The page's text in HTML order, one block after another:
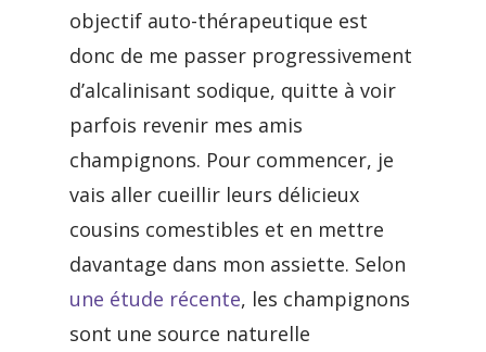
objectif auto-thérapeutique est
donc de me passer progressivement
d’alcalinisant sodique, quitte à voir
parfois revenir mes amis
champignons. Pour commencer, je
vais aller cueillir leurs délicieux
cousins comestibles et en mettre
davantage dans mon assiette. Selon
une étude récente, les champignons
sont une source naturelle